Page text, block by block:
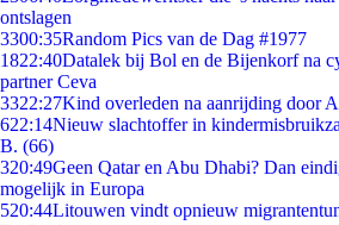
ontslagen
3300:35Random Pics van de Dag #1977
1822:40Datalek bij Bol en de Bijenkorf na
partner Ceva
3322:27Kind overleden na aanrijding door
622:14Nieuw slachtoffer in
B. (66)
320:49Geen Qatar en Abu Dhabi? Dan
mogelijk in Europa
520:44Litouwen vindt opnieuw